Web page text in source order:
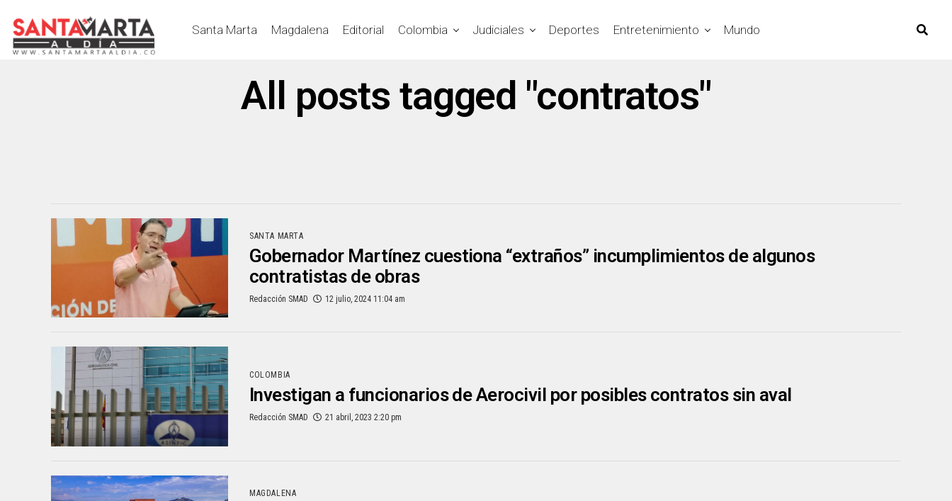
Santa Marta Magdalena Editorial Colombia Judiciales Deportes Entretenimiento Mundo
All posts tagged "contratos"
SANTA MARTA
Gobernador Martínez cuestiona “extraños” incumplimientos de algunos
contratistas de obras
Redacción SMAD 12 julio, 2024 11:04 am
COLOMBIA
Investigan a funcionarios de Aerocivil por posibles contratos sin aval
Redacción SMAD 21 abril, 2023 2:20 pm
MAGDALENA